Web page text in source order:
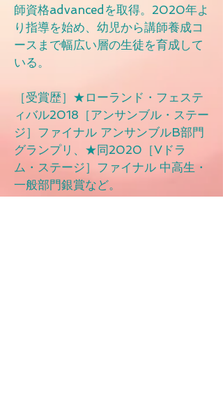
師資格advancedを取得。2020年よ
り指導を始め、幼児から講師養成コ
ースまで幅広い層の生徒を育成して
いる。
［受賞歴］★ローランド・フェステ
ィバル2018［アンサンブル・ステー
ジ］ファイナル アンサンブルB部門
グランプリ、★同2020［Vドラ
ム・ステージ］ファイナル 中高生・
一般部門銀賞など。